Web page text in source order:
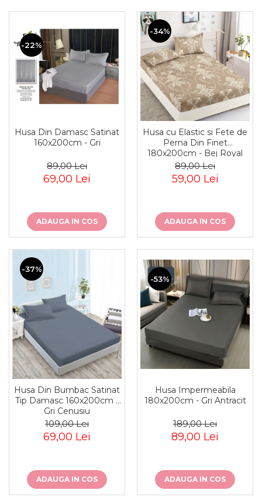
-22%
Husa Din Damasc Satinat
160x200cm - Gri
89,00 Lei
69,00 Lei
ADAUGA IN COS
-34%
Husa cu Elastic si Fete de
Perna Din Finet
180x200cm - Bej Royal
89,00 Lei
59,00 Lei
ADAUGA IN COS
-37%
Husa Din Bumbac Satinat
Tip Damasc 160x200cm -
Gri Cenusiu
109,00 Lei
69,00 Lei
ADAUGA IN COS
-53%
Husa Impermeabila
180x200cm - Gri Antracit
189,00 Lei
89,00 Lei
ADAUGA IN COS